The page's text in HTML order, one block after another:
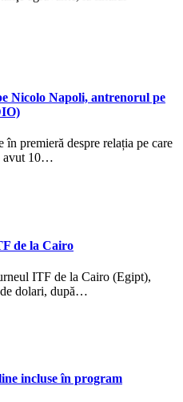
Nicolo Napoli, antrenorul pe
premieră despre relația pe care
avut 10…
de la Cairo
ITF de la Cairo (Egipt),
dolari, după…
incluse în program